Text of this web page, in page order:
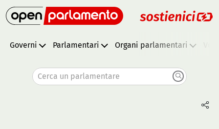
Governi Parlamentari Organi parlamentari
Cerca un parlamentare